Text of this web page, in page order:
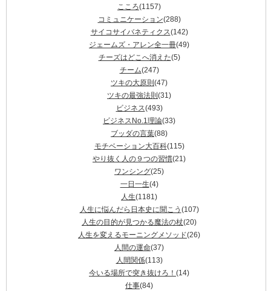
こころ(1157)
コミュニケーション(288)
サイコサイバネティクス(142)
ジェームズ・アレン全一冊(49)
チーズはどこへ消えた(5)
チーム(247)
ツキの大原則 (47)
ツキの最強法則 (31)
ビジネス(493)
ビジネスNo.1理論(33)
ブッダの言葉(88)
モチベーション大百科(115)
やり抜く人の９つの習慣(21)
ワンシング(25)
一日一生(4)
人生(1181)
人生に悩んだら日本史に聞こう (107)
人生の目的が見つかる魔法の杖(20)
人生を変えるモーニングメソッド(26)
人間の運命(37)
人間関係(113)
今いる場所で突き抜けろ！ (14)
仕事(84)